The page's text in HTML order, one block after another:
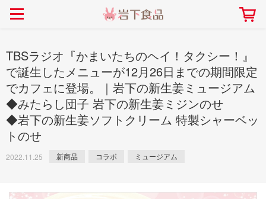
ごあいさつ 会社概要
> 新商品
> イベント
> コラボ
> 飲食店コラボ
> ミュージアム
> オンラインショップ
【7月1日～8月30日】夏イベン
ト「NEW GINGER SUMMER
2026.07.01
> 生姜
> らっきょう
> オリーブ
> 梅
> らっきょうレシピ
> オリーブレシピ
> その他のレシピ
社長おすすめ！岩下の新生姜と
豚バラ肉のくるくる巻き～細巻
畑での取り組み 工場での取り組み
岩下の新生姜ミュージアム
しょうがを食べてお悩
TBSラジオ『かまいたちのヘイ！タクシー！』
で誕生したメニューが12月26日までの期間限定
でカフェに登場。｜岩下の新生姜ミュージアム
◆みたらし団子 岩下の新生姜ミジンのせ
◆岩下の新生姜ソフトクリーム 特製シャーベッ
トのせ
2022.11.25 新商品 コラボ ミュージアム